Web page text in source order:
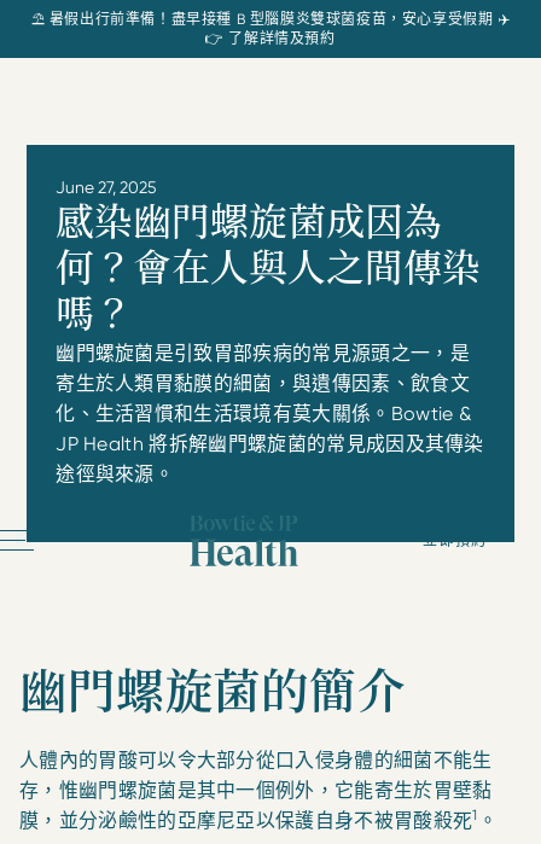
⛱️ 暑假出行前準備！盡早接種 B 型腦膜炎雙球菌疫苗，安心享受假期 ✈️
👉 了解詳情及預約
June 27, 2025
感染幽門螺旋菌成因為
何？會在人與人之間傳染
嗎？
幽門螺旋菌是引致胃部疾病的常見源頭之一，是
寄生於人類胃黏膜的細菌，與遺傳因素、飲食文
化、生活習慣和生活環境有莫大關係。Bowtie &
JP Health 將拆解幽門螺旋菌的常見成因及其傳染
途徑與來源。
立即預約
幽門螺旋菌的簡介
人體內的胃酸可以令大部分從口入侵身體的細菌不能生
存，惟幽門螺旋菌是其中一個例外，它能寄生於胃壁黏
膜，並分泌鹼性的亞摩尼亞以保護自身不被胃酸殺死1 。